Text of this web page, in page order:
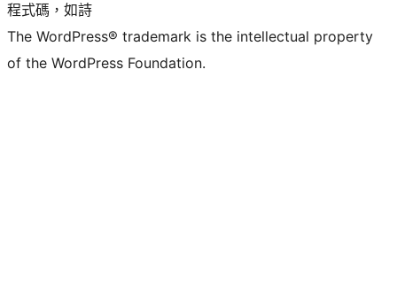
程式碼，如詩
The WordPress® trademark is the intellectual property
of the WordPress Foundation.